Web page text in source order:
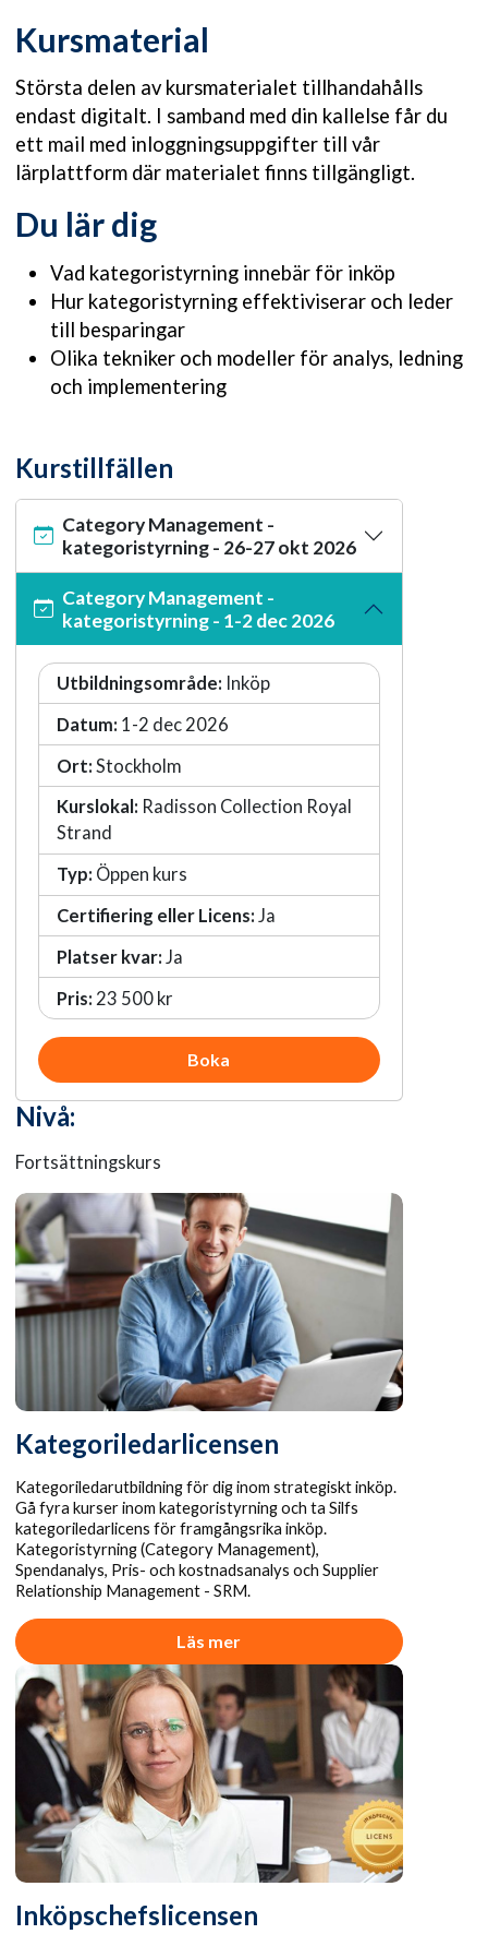
Kursmaterial
Största delen av kursmaterialet tillhandahålls
endast digitalt. I samband med din kallelse får du
ett mail med inloggningsuppgifter till vår
lärplattform där materialet finns tillgängligt.
Du lär dig
Vad kategoristyrning innebär för inköp
Hur kategoristyrning effektiviserar och leder
till besparingar
Olika tekniker och modeller för analys, ledning
och implementering
Kurstillfällen
Category Management -
kategoristyrning - 26-27 okt 2026
Category Management -
kategoristyrning - 1-2 dec 2026
Utbildningsområde: Inköp
Datum: 1-2 dec 2026
Ort: Stockholm
Kurslokal: Radisson Collection Royal
Strand
Typ: Öppen kurs
Certifiering eller Licens: Ja
Platser kvar: Ja
Pris: 23 500 kr
Boka
Nivå:
Fortsättningskurs
Kategoriledarlicensen
Kategoriledarutbildning för dig inom strategiskt inköp.
Gå fyra kurser inom kategoristyrning och ta Silfs
kategoriledarlicens för framgångsrika inköp.
Kategoristyrning (Category Management),
Spendanalys, Pris- och kostnadsanalys och Supplier
Relationship Management - SRM.
Läs mer
Inköpschefslicensen